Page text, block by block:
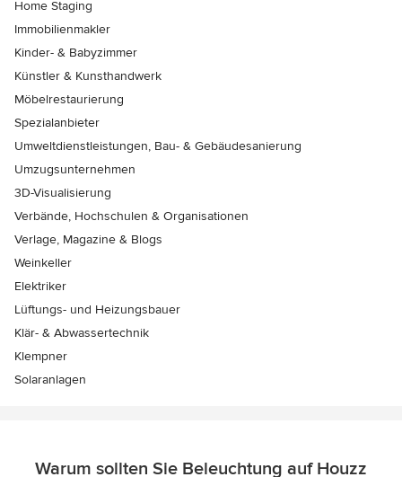
Home Staging
Immobilienmakler
Kinder- & Babyzimmer
Künstler & Kunsthandwerk
Möbelrestaurierung
Spezialanbieter
Umweltdienstleistungen, Bau- & Gebäudesanierung
Umzugsunternehmen
3D-Visualisierung
Verbände, Hochschulen & Organisationen
Verlage, Magazine & Blogs
Weinkeller
Elektriker
Lüftungs- und Heizungsbauer
Klär- & Abwassertechnik
Klempner
Solaranlagen
Warum sollten Sie Beleuchtung auf Houzz